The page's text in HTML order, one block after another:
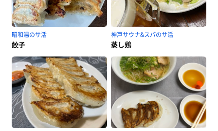
昭和湯のサ活
餃子
神戸サウナ&スパのサ活
蒸し鶏